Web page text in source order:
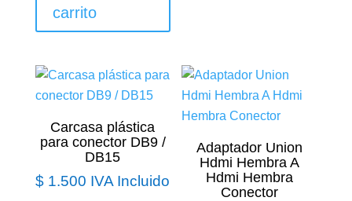
carrito
Carcasa plástica
para conector DB9 /
DB15
$ 1.500 IVA Incluido
Adaptador Union
Hdmi Hembra A
Hdmi Hembra
Conector